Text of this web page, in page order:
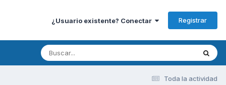
¿Usuario existente? Conectar Registrar
Toda la actividad